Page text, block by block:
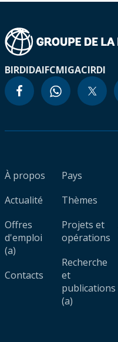
BIRDIDAIFCMIGACIRDI
À propos
Actualité
Offres
d'emploi
(a)
Contacts
Pays
Thèmes
Projets et
opérations
Recherche
et
publications
(a)